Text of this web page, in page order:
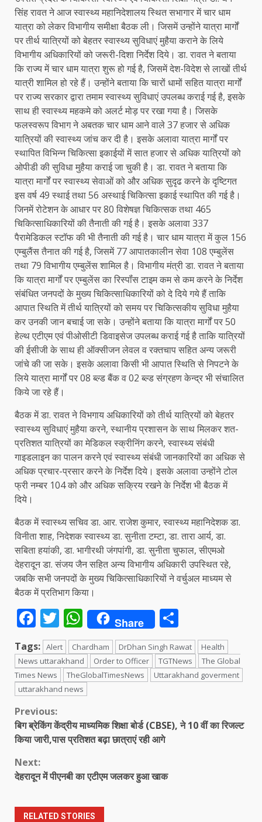
सिंह रावत ने आज स्वास्थ्य महानिदेशालय स्थित सभागार में चार धाम
यात्रा को लेकर विभागीय समीक्षा बैठक ली। जिसमें उन्होंने यात्रा मार्गों
पर तीर्थ यात्रियों को बेहतर स्वास्थ्य सुविधाएं मुहैया कराने के लिये
विभागीय अधिकारियों को जरूरी-दिशा निर्देश दिये। डा. रावत ने बताया
कि राज्य में चार धाम यात्रा शुरू हो गई है, जिसमें देश-विदेश से लाखों तीर्थ
यात्री शामिल हो रहे हैं। उन्होंने बताया कि चारों धामों सहित यात्रा मार्गों
पर राज्य सरकार द्वारा तमाम स्वास्थ्य सुविधाएं उपलब्ध कराई गई है, इसके
साथ ही स्वास्थ्य महकमे को अलर्ट मोड़ पर रखा गया है। जिसके
फलस्वरूप विभाग ने अबतक चार धाम आने वाले 37 हजार से अधिक
यात्रियों की स्वास्थ्य जांच कर दी है। इसके अलावा यात्रा मार्गों पर
स्थापित विभिन्न चिकित्सा इकाईयों में सात हजार से अधिक यात्रियों को
ओपीडी की सुविधा मुहैया कराई जा चुकी है। डा. रावत ने बताया कि
यात्रा मार्गों पर स्वास्थ्य सेवाओं को और अधिक सुदृढ करने के दृष्टिगत
इस वर्ष 49 स्थाई तथा 56 अस्थाई चिकित्सा इकाई स्थापित की गई है।
जिनमें रोटेशन के आधार पर 80 विशेषज्ञ चिकित्सक तथा 465
चिकित्साधिकारियों की तैनाती की गई है। इसके अलावा 337
पैरामेडिकल स्टॉफ की भी तैनाती की गई है। चार धाम यात्रा में कुल 156
एम्बुलैंस तैनात की गई है, जिसमें 77 आपातकालीन सेवा 108 एम्बुलेंस
तथा 79 विभागीय एम्बुलेंस शामिल है। विभागीय मंत्री डा. रावत ने बताया
कि यात्रा मार्गों पर एम्बुलेंस का रिस्पॉंस टाइम कम से कम करने के निर्देश
संबंधित जनपदों के मुख्य चिकित्साधिकारियों को दे दिये गये हैं ताकि
आपात स्थिति में तीर्थ यात्रियों को समय पर चिकित्सकीय सुविधा मुहैया
कर उनकी जान बचाई जा सके। उन्होंने बताया कि यात्रा मार्गों पर 50
हेल्थ एटीएम एवं पीओसीटी डिवाइसेज उपलब्ध कराई गई है ताकि यात्रियों
की ईसीजी के साथ ही ऑक्सीजन लेवल व रक्तचाप सहित अन्य जरूरी
जांचे की जा सके। इसके अलावा किसी भी आपात स्थिति से निपटने के
लिये यात्रा मार्गों पर 08 ब्ल्ड बैंक व 02 ब्ल्ड संग्रहण केन्द्र भी संचालित
किये जा रहे हैं।
बैठक में डा. रावत ने विभगाय अधिकारियों को तीर्थ यात्रियों को बेहतर
स्वास्थ्य सुविधाएं मुहैया करने, स्थानीय प्रशासन के साथ मिलकर शत-
प्रतिशत यात्रियों का मेडिकल स्क्रीनिंग करने, स्वास्थ्य संबंधी
गाइडलाइन का पालन करने एवं स्वास्थ्य संबंधी जानकारियों का अधिक से
अधिक प्रचार-प्रसार करने के निर्देश दिये। इसके अलावा उन्होंने टोल
फ्री नम्बर 104 को और अधिक सक्रिय रखने के निर्देश भी बैठक में
दिये।
बैठक में स्वास्थ्य सचिव डा. आर. राजेश कुमार, स्वास्थ्य महानिदेशक डा.
विनीता शाह, निदेशक स्वास्थ्य डा. सुनीता टम्टा, डा. तारा आर्य, डा.
सबिता हयांकी, डा. भागीरथी जंगपांगी, डा. सुनीता चुफाल, सीएमओ
देहरादून डा. संजय जैन सहित अन्य विभागीय अधिकारी उपस्थित रहे,
जबकि सभी जनपदों के मुख्य चिकित्साधिकारियों ने वर्चुअल माध्यम से
बैठक में प्रतिभाग किया।
Facebook
Twitter
WhatsApp
Share
Tags: Alert Chardham DrDhan Singh Rawat
Health
News uttarakhand
Order to Officer TGTNews
The Global
Times News
TheGlobalTimesNews
Uttarakhand goverment
uttarakhand news
Continue
Reading
Previous:
बिग ब्रेकिंग केंद्रीय माध्यमिक शिक्षा बोर्ड (CBSE), ने 10 वीं का रिजल्ट
किया जारी,पास प्रतिशत बढ़ा छात्राएं रही आगे
Next:
देहरादून में पीएनबी का एटीएम जलकर हुआ खाक
RELATED STORIES